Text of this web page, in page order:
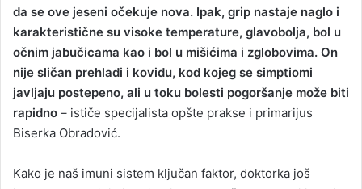
da se ove jeseni očekuje nova. Ipak, grip nastaje naglo i
karakteristične su visoke temperature, glavobolja, bol u
očnim jabučicama kao i bol u mišićima i zglobovima. On
nije sličan prehladi i kovidu, kod kojeg se simptiomi
javljaju postepeno, ali u toku bolesti pogoršanje može biti
rapidno – ističe specijalista opšte prakse i primarijus
Biserka Obradović.
Kako je naš imuni sistem ključan faktor, doktorka još